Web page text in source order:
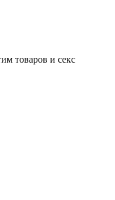
товаров и секс